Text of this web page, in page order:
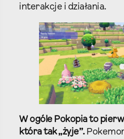
interakcje i działania.
W ogóle Pokopia to
która tak „żyje”.